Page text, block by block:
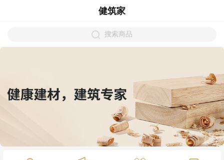
健筑家
搜索商品